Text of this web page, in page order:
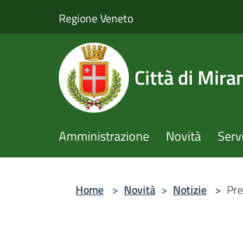
Regione Veneto
Città di
Amministrazione Novità
Home > Novità > Notizie >